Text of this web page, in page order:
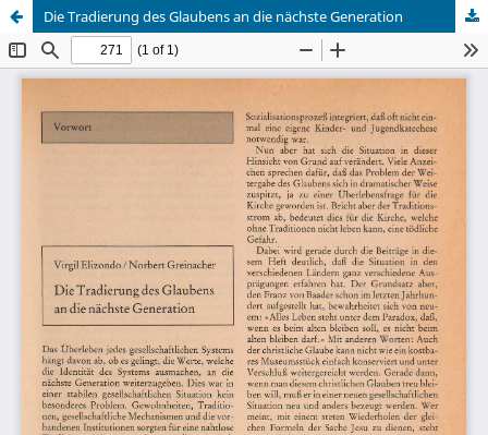
Die Tradierung des Glaubens an die nächste Generation